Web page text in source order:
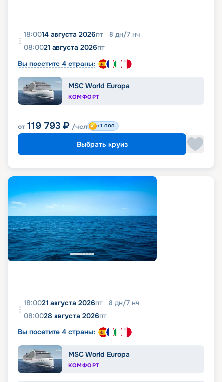
18:0014 августа 2026пт 8 дн/7 нч
08:0021 августа 2026пт
Вы посетите 4 страны:
MSC World Europa
КОМФОРТ
от 119 793 ₽ /чел +1 000
Выбрать круиз
18:0021 августа 2026пт 8 дн/7 нч
08:0028 августа 2026пт
Вы посетите 4 страны:
MSC World Europa
КОМФОРТ